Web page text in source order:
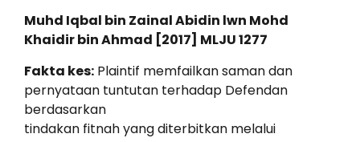
Muhd Iqbal bin Zainal Abidin lwn Mohd
Khaidir bin Ahmad [2017] MLJU 1277
Fakta kes: Plaintif memfailkan saman dan
pernyataan tuntutan terhadap Defendan
berdasarkan
tindakan fitnah yang diterbitkan melalui